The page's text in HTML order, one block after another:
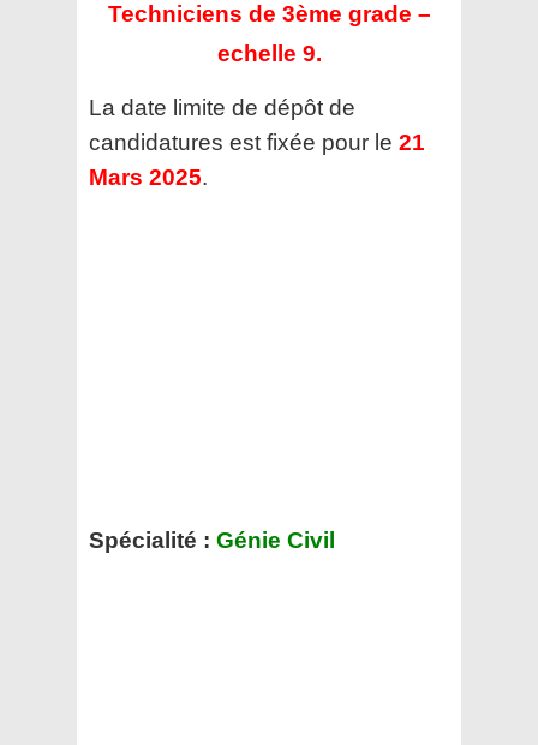
Techniciens de 3ème grade –
echelle 9.
La date limite de dépôt de
candidatures est fixée pour le 21
Mars 2025.
Spécialité : Génie Civil